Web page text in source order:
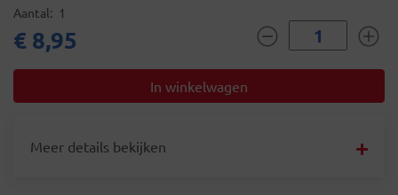
Aantal 1
€ 8,95
Meer details bekijken